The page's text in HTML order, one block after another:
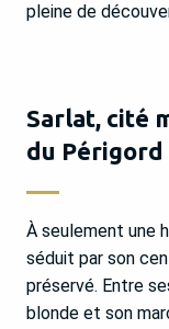
pleine de
Sarlat, cité
du
À seulement une
séduit par son
préservé. Entre
blonde et son